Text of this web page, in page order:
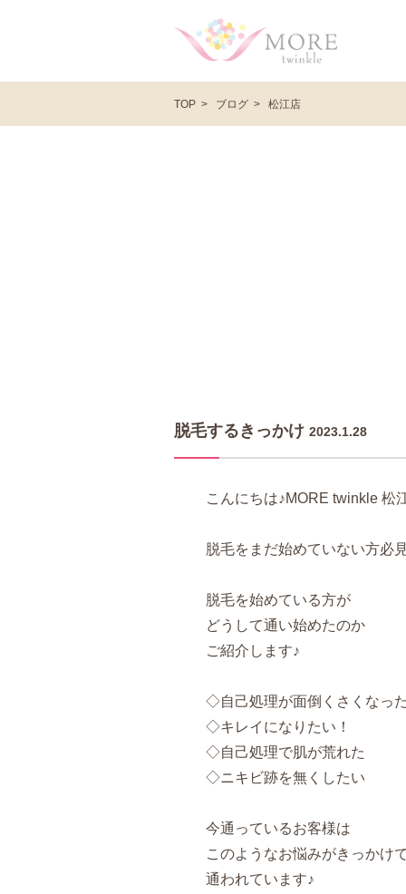
TOP ブログ 松江店
脱毛するきっかけ 2023.1.28
こんにちは♪MORE twinkle 松
脱毛をまだ始めていない方必見
脱毛を始めている方が
どうして通い始めたのか
ご紹介します♪
◇自己処理が面倒くさくなった
◇キレイになりたい！
◇自己処理で肌が荒れた
◇ニキビ跡を無くしたい
今通っているお客様は
このようなお悩みがきっかけ
通われています♪